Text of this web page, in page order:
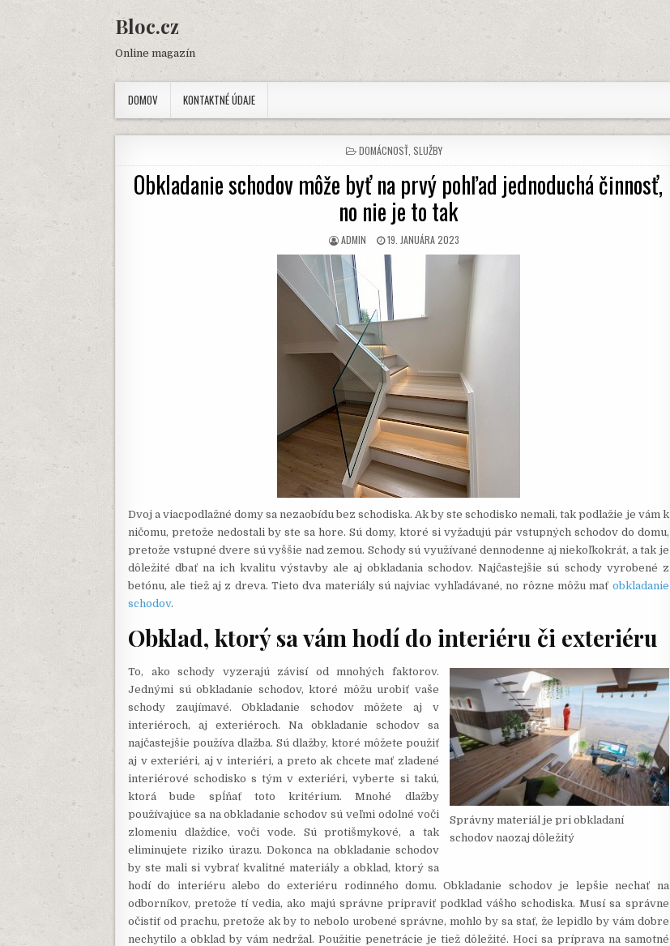
content
Bloc.cz
Online magazín
DOMOV KONTAKTNÉ ÚDAJE
POSTED
IN
DOMÁCNOSŤ ,SLUŽBY
Obkladanie schodov môže byť na prvý pohľad jednoduchá činnosť,
no nie je to tak
AUTHOR:
ADMIN
PUBLISHED
DATE:
19. JANUÁRA 2023
Dvoj a viacpodlažné domy sa nezaobídu bez schodiska. Ak by ste schodisko nemali, tak podlažie je vám k
ničomu, pretože nedostali by ste sa hore. Sú domy, ktoré si vyžadujú pár vstupných schodov do domu,
pretože vstupné dvere sú vyššie nad zemou. Schody sú využívané dennodenne aj niekoľkokrát, a tak je
dôležité dbať na ich kvalitu výstavby ale aj obkladania schodov. Najčastejšie sú schody vyrobené z
betónu, ale tiež aj z dreva. Tieto dva materiály sú najviac vyhľadávané, no rôzne môžu mať obkladanie
schodov.
Obklad, ktorý sa vám hodí do interiéru či exteriéru
Správny materiál je pri obkladaní
schodov naozaj dôležitý
To, ako schody vyzerajú závisí od mnohých faktorov.
Jednými sú obkladanie schodov, ktoré môžu urobiť vaše
schody zaujímavé. Obkladanie schodov môžete aj v
interiéroch, aj exteriéroch. Na obkladanie schodov sa
najčastejšie používa dlažba. Sú dlažby, ktoré môžete použiť
aj v exteriéri, aj v interiéri, a preto ak chcete mať zladené
interiérové schodisko s tým v exteriéri, vyberte si takú,
ktorá bude spĺňať toto kritérium. Mnohé dlažby
používajúce sa na obkladanie schodov sú veľmi odolné voči
zlomeniu dlaždice, voči vode. Sú protišmykové, a tak
eliminujete riziko úrazu. Dokonca na obkladanie schodov
by ste mali si vybrať kvalitné materiály a obklad, ktorý sa
hodí do interiéru alebo do exteriéru rodinného domu. Obkladanie schodov je lepšie nechať na
odborníkov, pretože tí vedia, ako majú správne pripraviť podklad vášho schodiska. Musí sa správne
očistiť od prachu, pretože ak by to nebolo urobené správne, mohlo by sa stať, že lepidlo by vám dobre
nechytilo a obklad by vám nedržal. Použitie penetrácie je tiež dôležité. Hoci sa príprava na samotné